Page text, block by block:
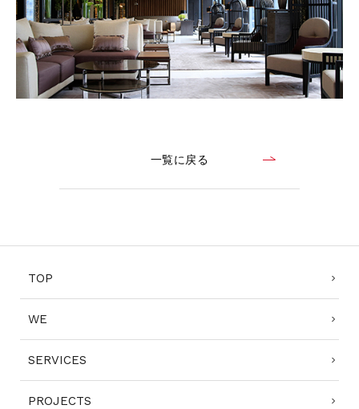
一覧に戻る
TOP
WE
SERVICES
PROJECTS